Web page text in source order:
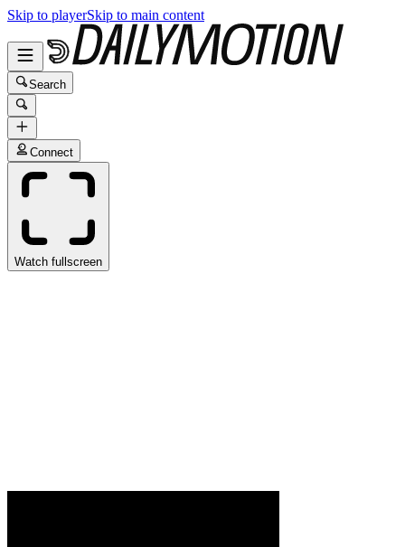
Skip to playerSkip to main content
Search
Connect
Watch fullscreen